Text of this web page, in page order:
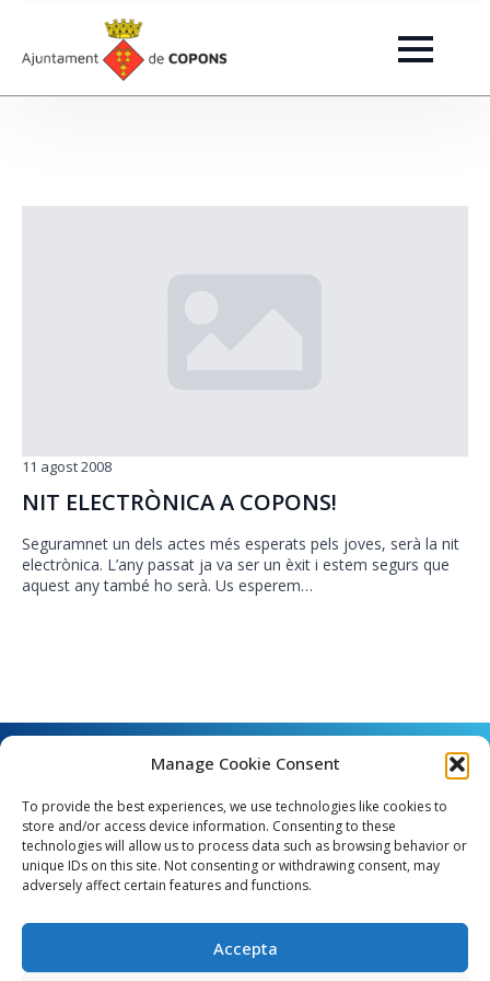
Manage Cookie Consent
To provide the best experiences, we use technologies like cookies to
store and/or access device information. Consenting to these
technologies will allow us to process data such as browsing behavior or
unique IDs on this site. Not consenting or withdrawing consent, may
adversely affect certain features and functions.
Accepta
NIT ELECTRÒNICA A COPONS!
11 agost 2008
Seguramnet un dels actes més esperats pels joves, serà la nit
electrònica. L’any passat ja va ser un èxit i estem segurs que
aquest any també ho serà. Us esperem…
Angel Guimerà, 8 - 08289 Copons
e_mail: copons@copons.cat